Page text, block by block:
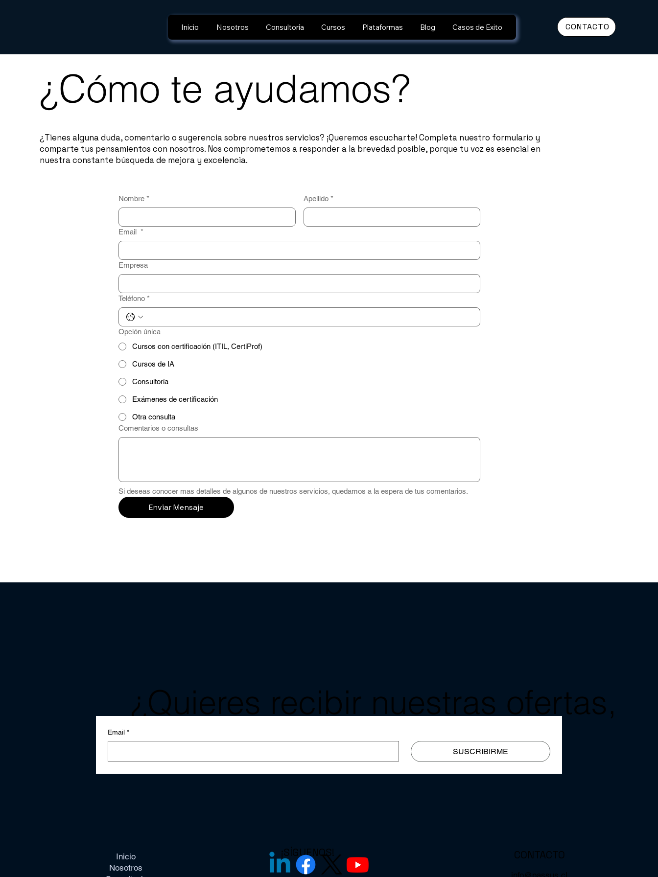
Inicio Nosotros Consultoría Cursos Plataformas Blog Casos de Exito CONTACTO
¿Cómo te ayudamos?
¿Tienes alguna duda, comentario o sugerencia sobre nuestros servicios? ¡Queremos escucharte! Completa nuestro formulario y
comparte tus pensamientos con nosotros. Nos comprometemos a responder a la brevedad posible, porque tu voz es esencial en
nuestra constante búsqueda de mejora y excelencia.
Nombre * Apellido *
Email *
Empresa
Teléfono *
Opción única
Cursos con certificación (ITIL, CertiProf)
Cursos de IA
Consultoría
Exámenes de certificación
Otra consulta
Comentarios o consultas
Si deseas conocer mas detalles de algunos de nuestros servicios, quedamos a la espera de tus comentarios.
Enviar Mensaje
¿Quieres recibir nuestras ofertas,
noticias y blog a tu mail?
Email *
SUSCRIBIRME
Inicio
Nosotros
¡SÍGUENOS! CONTACTO